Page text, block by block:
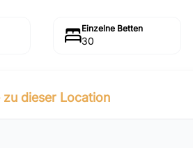
Einzelne Betten
30
zu dieser Location